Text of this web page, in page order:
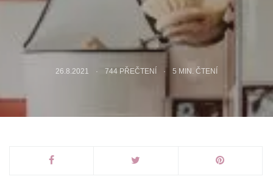
26.8.2021 744 PŘEČTENÍ 5 MIN. ČTENÍ